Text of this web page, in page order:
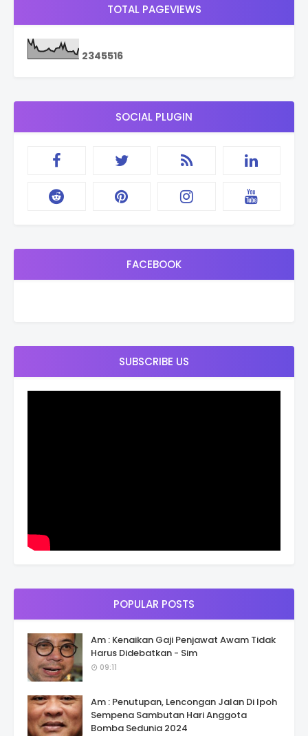
TOTAL PAGEVIEWS
2345516
SOCIAL PLUGIN
FACEBOOK
SUBSCRIBE US
POPULAR POSTS
Am : Kenaikan Gaji Penjawat Awam Tidak
Harus Didebatkan - Sim
09:11
Am : Penutupan, Lencongan Jalan Di Ipoh
Sempena Sambutan Hari Anggota
Bomba Sedunia 2024